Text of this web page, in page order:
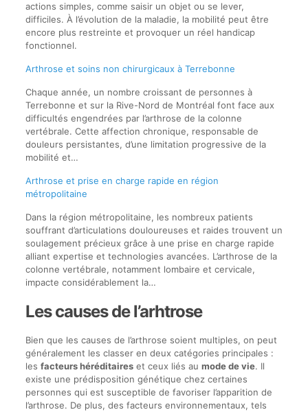
actions simples, comme saisir un objet ou se lever,
difficiles. À l’évolution de la maladie, la mobilité peut être
encore plus restreinte et provoquer un réel handicap
fonctionnel.
Arthrose et soins non chirurgicaux à Terrebonne
Chaque année, un nombre croissant de personnes à
Terrebonne et sur la Rive-Nord de Montréal font face aux
difficultés engendrées par l’arthrose de la colonne
vertébrale. Cette affection chronique, responsable de
douleurs persistantes, d’une limitation progressive de la
mobilité et…
Arthrose et prise en charge rapide en région
métropolitaine
Dans la région métropolitaine, les nombreux patients
souffrant d’articulations douloureuses et raides trouvent un
soulagement précieux grâce à une prise en charge rapide
alliant expertise et technologies avancées. L’arthrose de la
colonne vertébrale, notamment lombaire et cervicale,
impacte considérablement la…
Les causes de l’arhtrose
Bien que les causes de l’arthrose soient multiples, on peut
généralement les classer en deux catégories principales :
les facteurs héréditaireset ceux liés au mode de vie. Il
existe une prédisposition génétique chez certaines
personnes qui est susceptible de favoriser l’apparition de
l’arthrose. De plus, des facteurs environnementaux, tels